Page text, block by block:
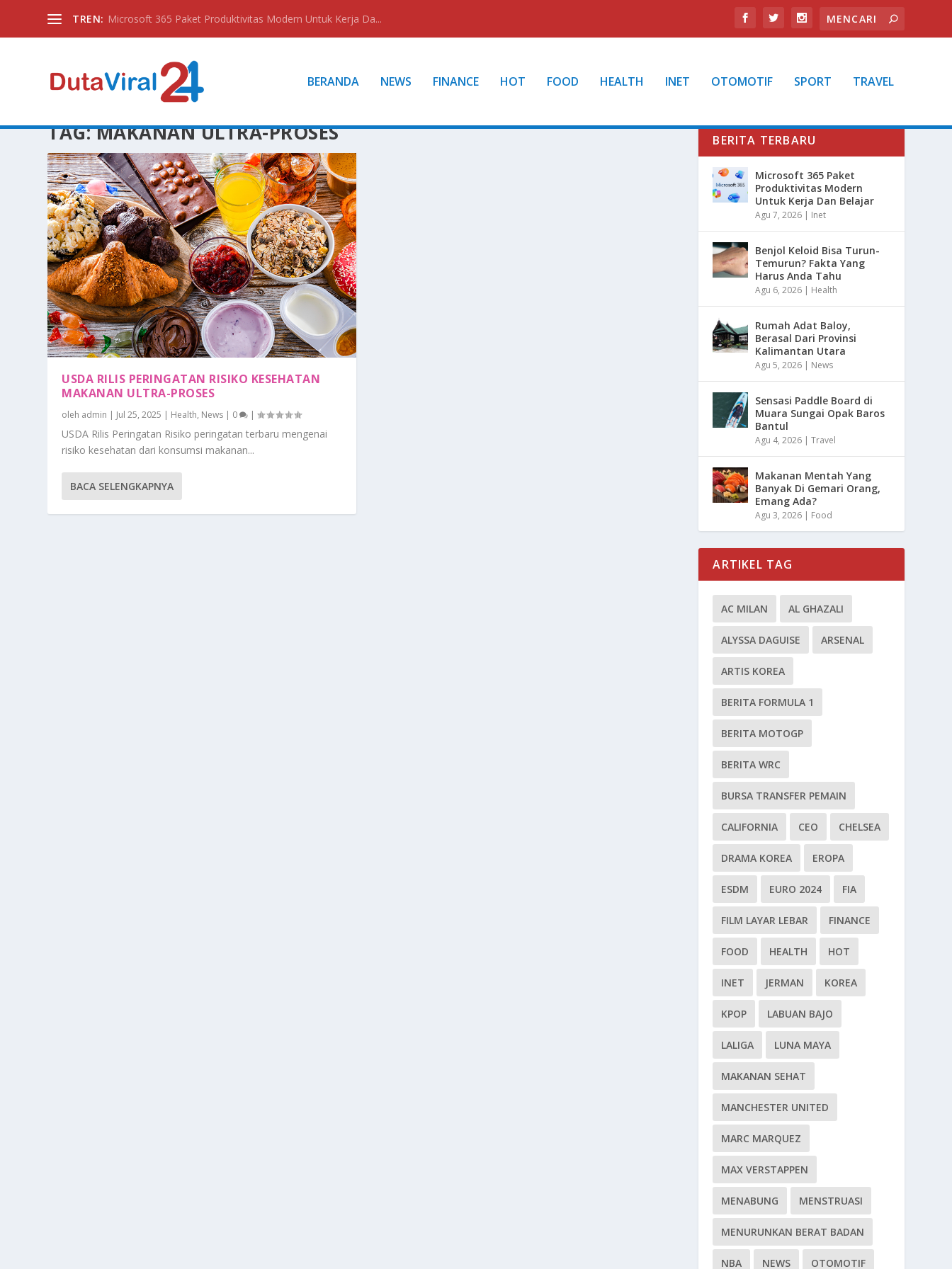
TREN: Microsoft 365 Paket Produktivitas Modern Untuk Kerja Da...
BERANDA NEWS FINANCE HOT FOOD HEALTH INET OTOMOTIF SPORT TRAVEL
TAG:MAKANAN ULTRA-PROSES
USDA RILIS PERINGATAN RISIKO KESEHATAN
MAKANAN ULTRA-PROSES
oleh admin | Jul 25, 2025 | Health, News | 0 |
USDA Rilis Peringatan Risiko peringatan terbaru mengenai
risiko kesehatan dari konsumsi makanan...
BACA SELENGKAPNYA
BERITA TERBARU
Microsoft 365 Paket
Produktivitas Modern
Untuk Kerja Dan Belajar
Agu 7, 2026 | Inet
Benjol Keloid Bisa Turun-
Temurun? Fakta Yang
Harus Anda Tahu
Agu 6, 2026 | Health
Rumah Adat Baloy,
Berasal Dari Provinsi
Kalimantan Utara
Agu 5, 2026 | News
Sensasi Paddle Board di
Muara Sungai Opak Baros
Bantul
Agu 4, 2026 |Travel
Makanan Mentah Yang
Banyak Di Gemari Orang,
Emang Ada?
Agu 3, 2026 | Food
ARTIKEL TAG
AC MILAN AL GHAZALI
ALYSSA DAGUISE ARSENAL
ARTIS KOREA
BERITA FORMULA 1
BERITA MOTOGP
BERITA WRC
BURSA TRANSFER PEMAIN
CALIFORNIA CEO CHELSEA
DRAMA KOREA EROPA
ESDM EURO 2024 FIA
FILM LAYAR LEBAR FINANCE
FOOD HEALTH HOT
INET JERMAN KOREA
KPOP LABUAN BAJO
LALIGA LUNA MAYA
MAKANAN SEHAT
MANCHESTER UNITED
MARC MARQUEZ
MAX VERSTAPPEN
MENABUNG MENSTRUASI
MENURUNKAN BERAT BADAN
NBA NEWS OTOMOTIF